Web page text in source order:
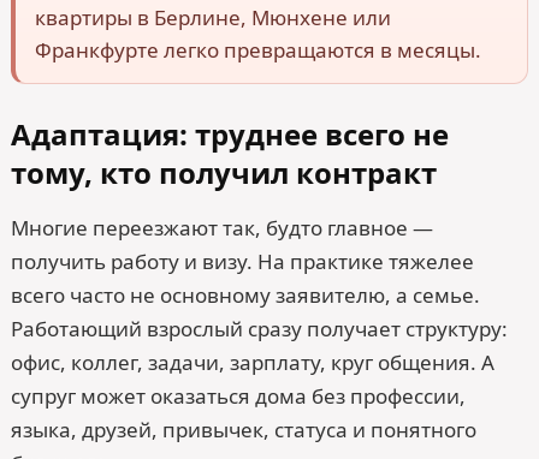
квартиры в Берлине, Мюнхене или
Франкфурте легко превращаются в месяцы.
Адаптация: труднее всего не
тому, кто получил контракт
Многие переезжают так, будто главное —
получить работу и визу. На практике тяжелее
всего часто не основному заявителю, а семье.
Работающий взрослый сразу получает структуру:
офис, коллег, задачи, зарплату, круг общения. А
супруг может оказаться дома без профессии,
языка, друзей, привычек, статуса и понятного